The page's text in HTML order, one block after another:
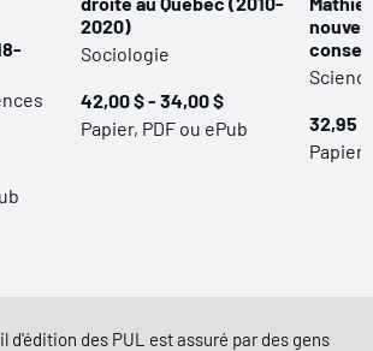
2020)
Sociologie
42,00 $ - 34,00 $
Papier, PDF ou ePub
32,95
Papier,
d'édition des PUL est assuré par des gens